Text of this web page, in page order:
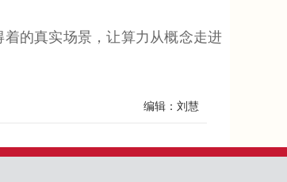
的真实场景，让算力从概念走进
编辑：刘慧